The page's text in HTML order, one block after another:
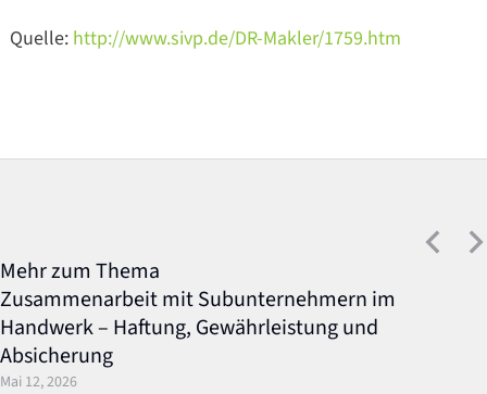
Quelle: http://www.sivp.de/DR-Makler/1759.htm
Mehr zum Thema
Zusammenarbeit mit Subunternehmern im
Handwerk – Haftung, Gewährleistung und
Absicherung
Mai 12, 2026